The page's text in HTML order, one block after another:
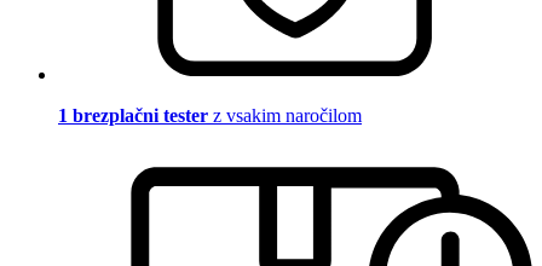
1 brezplačni tester z vsakim naročilom